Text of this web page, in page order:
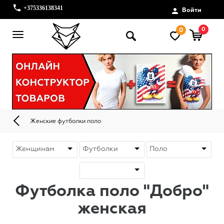
+375336138341 Войти
0 0
Женские футболки поло
Футболка поло "Добро"
женская